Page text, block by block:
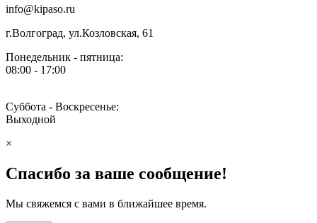
info@kipaso.ru
г.Волгоград, ул.Козловская, 61
Понедельник - пятница:
08:00 - 17:00
Суббота - Воскресенье:
Выходной
×
Спасибо за ваше сообщение!
Мы свяжемся с вами в ближайшее время.